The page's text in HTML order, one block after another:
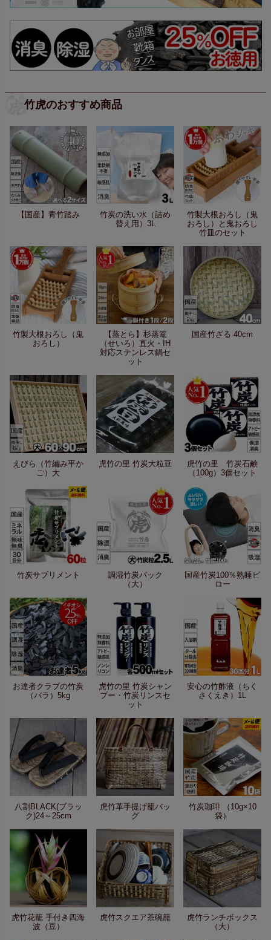
竹虎のおすすめ商品
【国産】青竹踏み
竹炭の洗い水（詰め
替え用）3L
竹製大根おろし（鬼
おろし）と鬼おろし
竹皿のセット
竹製大根おろし（鬼
おろし）
【蒸とら】杉蒸篭
（せいろ）直火・IH
対応ステンレス鍋セ
ット
国産竹ざる 40cm
えびら（竹編み平か
ご）大
虎竹の里 竹炭大粒豆
虎竹の里 竹炭石鹸
（100g）3個セット
竹炭サプリメント
調湿竹炭パック
（大）
国産竹炭100％熟睡ピ
ロー
お達者クラブの竹炭
（バラ）5kg
虎竹の里 竹炭シャン
プー・竹炭リンスセ
ット
安心の竹酢液（ちく
さくえき）1L
八割BLACK(ブラッ
ク)24～25cm
虎竹革手提げ籠バッ
グ
竹炭珈琲 （10g×10
袋）
虎竹花籠 手付き四海
波（豆）
虎竹スクエア茶碗籠
虎竹ランチボックス
（大）